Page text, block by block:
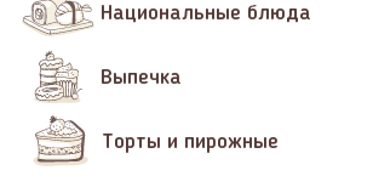
Национальные блюда
Выпечка
Торты и пирожные